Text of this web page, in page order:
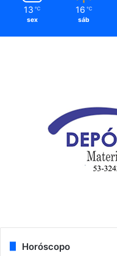
13 ℃
sex
16 ℃
sáb
Horóscopo